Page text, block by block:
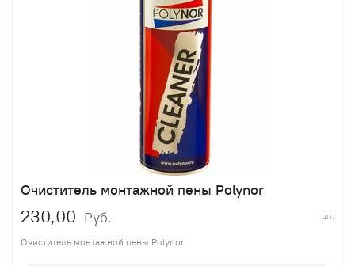
Очиститель монтажной пены Polynor
230,00 Руб. шт.
Очиститель монтажной пены Polynor